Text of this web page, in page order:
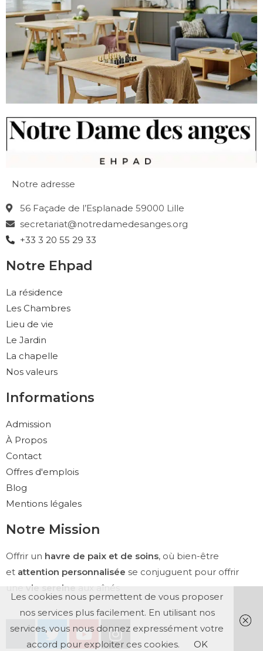
Notre adresse
56 Façade de l’Esplanade 59000 Lille
secretariat@notredamedesanges.org
+33 3 20 55 29 33
Notre Ehpad
La résidence
Les Chambres
Lieu de vie
Le Jardin
La chapelle
Nos valeurs
Informations
Admission
À Propos
Contact
Offres d'emplois
Blog
Mentions légales
Notre Mission
Offrir un havre de paix et de soins, où bien-être
et attention personnalisée se conjuguent pour offrir
une vie sereine aux aînés
Les cookies nous permettent de vous proposer
nos services plus facilement. En utilisant nos
services, vous nous donnez expressément votre
accord pour exploiter ces cookies.
OK